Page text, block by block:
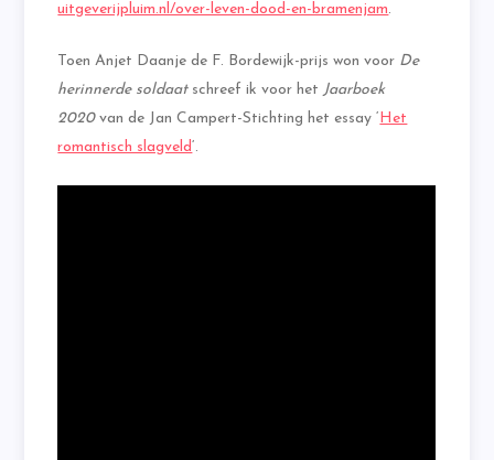
uitgeverijpluim.nl/over-leven-dood-en-bramenjam.
Toen Anjet Daanje de F. Bordewijk-prijs won voor De
herinnerde soldaatschreef ik voor hetJaarboek
2020van de Jan Campert-Stichting het essay ‘Het
romantisch slagveld‘.